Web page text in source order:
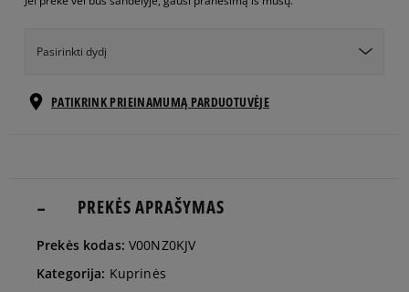
Pasirinkti dydį
ONE SIZE Pranešti man
PATIKRINK PRIEINAMUMĄ PARDUOTUVĖJE
PREKĖS APRAŠYMAS
Prekės kodas: V00NZ0KJV
Kategorija: Kuprinės